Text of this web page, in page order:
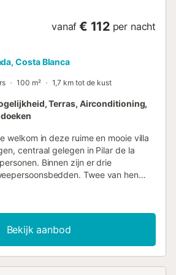
vanaf € 112 per nacht
Costa Blanca
100 m² 1,7 km tot de kust
Terras, Airconditioning,
welkom in deze ruime en mooie villa
centraal gelegen in Pilar de la
Binnen zijn er drie
Twee van hen
het zwembad. Het huis heeft ook
op de bovenste verdieping en de
Aan de andere kant is
en de rest van het huis biedt
zenders, warme en koude
Bekijk aanbod